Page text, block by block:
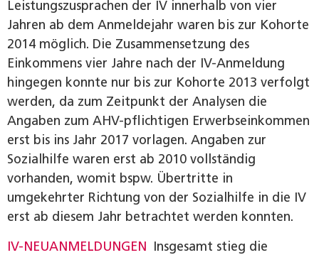
Leistungszusprachen der IV innerhalb von vier
Jahren ab dem Anmeldejahr waren bis zur Kohorte
2014 möglich. Die Zusammensetzung des
Einkommens vier Jahre nach der IV-Anmeldung
hingegen konnte nur bis zur Kohorte 2013 verfolgt
werden, da zum Zeitpunkt der Analysen die
Angaben zum AHV-pflichtigen Erwerbseinkommen
erst bis ins Jahr 2017 vorlagen. Angaben zur
Sozialhilfe waren erst ab 2010 vollständig
vorhanden, womit bspw. Übertritte in
umgekehrter Richtung von der Sozialhilfe in die IV
erst ab diesem Jahr betrachtet werden konnten.
IV-NEUANMELDUNGEN Insgesamt stieg die